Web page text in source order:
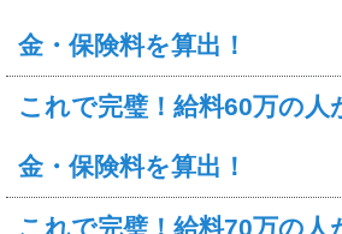
金・保険料を算出！
これで完璧！給料60万の人
金・保険料を算出！
これで完璧！給料70万の人